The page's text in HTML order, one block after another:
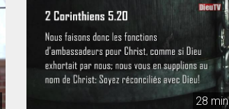
28 min